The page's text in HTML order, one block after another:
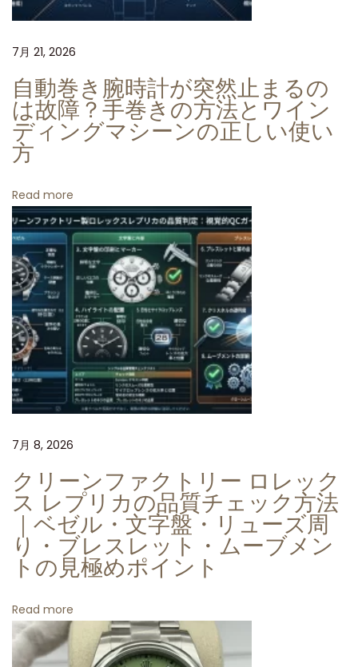
：
ー
ル
ウ
ォ
ッ
の
象
徴
に
捧
げ
る
ク
リ
ー
ン
フ
ク
ト
ー
の
イ
バ
ー
7月 21, 2026
自動巻き腕時計が突然止まるの
は故障？手巻きの方法とワイン
ディングマシーンの正しい使い
方
Read more
7月 8, 2026
クリーンファクトリー ロレック
ス レプリカの品質チェック方法
｜ベゼル・文字盤・リューズ周
り・ブレスレット・ムーブメン
トの見極めポイント
Read more